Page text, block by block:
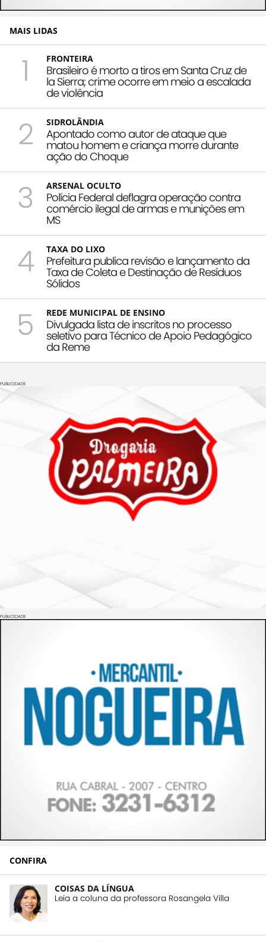
MAIS LIDAS
1 FRONTEIRA
Brasileiro é morto a tiros em Santa Cruz de
la Sierra; crime ocorre em meio a escalada
de violência
2 SIDROLÂNDIA
Apontado como autor de ataque que
matou homem e criança morre durante
ação do Choque
3 ARSENAL OCULTO
Polícia Federal deflagra operação contra
comércio ilegal de armas e munições em
MS
4 TAXA DO LIXO
Prefeitura publica revisão e lançamento da
Taxa de Coleta e Destinação de Resíduos
Sólidos
5 REDE MUNICIPAL DE ENSINO
Divulgada lista de inscritos no processo
seletivo para Técnico de Apoio Pedagógico
da Reme
PUBLICIDADE
PUBLICIDADE
CONFIRA
COISAS DA LÍNGUA
Leia a coluna da professora Rosangela Villa